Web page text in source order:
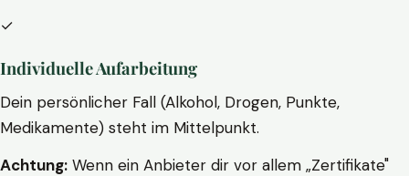
✓
Individuelle Aufarbeitung
Dein persönlicher Fall (Alkohol, Drogen, Punkte,
Medikamente) steht im Mittelpunkt.
Achtung: Wenn ein Anbieter dir vor allem „Zertifikate"